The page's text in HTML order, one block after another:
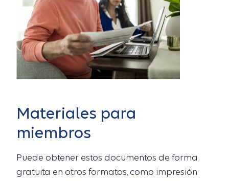
Materiales para
miembros
Puede obtener estos documentos de forma
gratuita en otros formatos, como impresión